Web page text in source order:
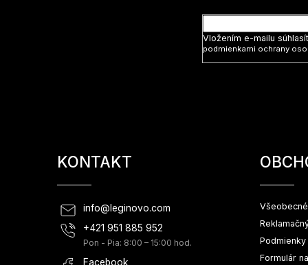
Vložením e-mailu
podmienkami ochrany
KONTAKT
info@ leginovo.com
+421 951 885 952
Pon - Pia: 8:00 – 15:00 hod.
Facebook
Formulár